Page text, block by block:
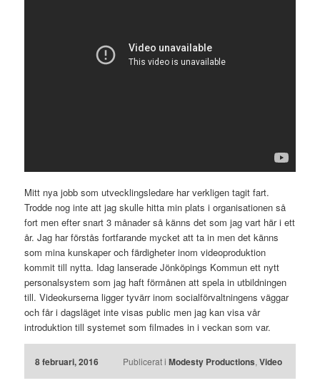
Mitt nya jobb som utvecklingsledare har verkligen tagit fart.
Trodde nog inte att jag skulle hitta min plats i organisationen så
fort men efter snart 3 månader så känns det som jag vart här i ett
år. Jag har förstås fortfarande mycket att ta in men det känns
som mina kunskaper och färdigheter inom videoproduktion
kommit till nytta. Idag lanserade Jönköpings Kommun ett nytt
personalsystem som jag haft förmånen att spela in utbildningen
till. Videokurserna ligger tyvärr inom socialförvaltningens väggar
och får i dagsläget inte visas public men jag kan visa vår
introduktion till systemet som filmades in i veckan som var.
8 februari, 2016 Publicerat i Modesty Productions, Video